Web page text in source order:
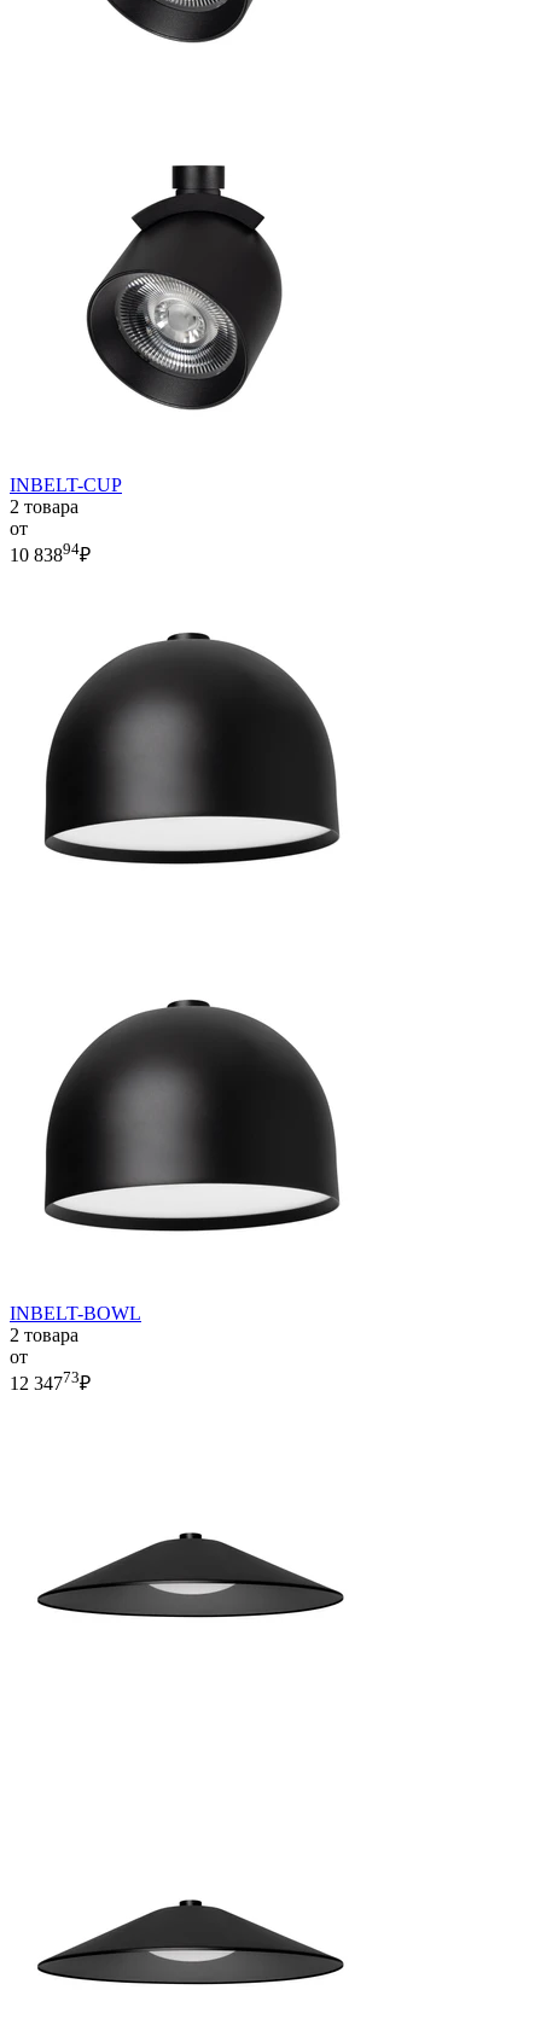
INBELT-CUP
2 товара
от
10 83894₽
INBELT-BOWL
2 товара
от
12 34773₽